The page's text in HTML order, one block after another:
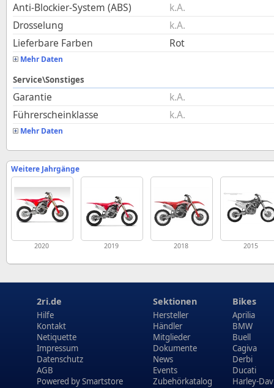
Anti-Blockier-System (ABS)
k.A.
Drosselung
k.A.
Lieferbare Farben
Rot
Mehr Daten
Service\Sonstiges
Garantie
k.A.
Führerscheinklasse
k.A.
Mehr Daten
Weitere Jahrgänge
2020 2019 2018 2015
2ri.de
Hilfe
Kontakt
Netiquette
Impressum
Datenschutz
AGB
Powered bySmartstore
Sektionen
Hersteller
Händler
Mitglieder
Dokumente
News
Events
Zubehörkatalog
Bikes
Aprilia
BMW
Buell
Cagiva
Derbi
Ducati
Harley-